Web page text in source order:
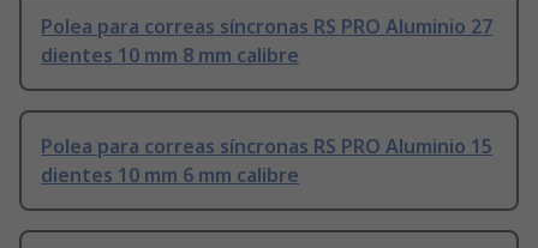
Polea para correas síncronas RS PRO Aluminio 27
dientes 10 mm 8 mm calibre
Polea para correas síncronas RS PRO Aluminio 15
dientes 10 mm 6 mm calibre